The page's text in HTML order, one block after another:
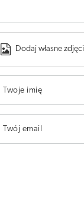
Dodaj własne
Twoje imię
Twój email